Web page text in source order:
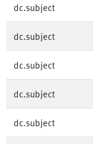
dc.subject
dc.subject
dc.subject
dc.subject
dc.subject